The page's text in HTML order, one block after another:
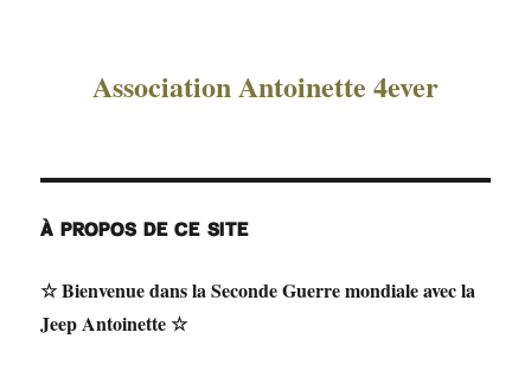
Association Antoinette 4ever
À PROPOS DE CE SITE
☆ Bienvenue dans la Seconde Guerre mondiale avec la
Jeep Antoinette ☆